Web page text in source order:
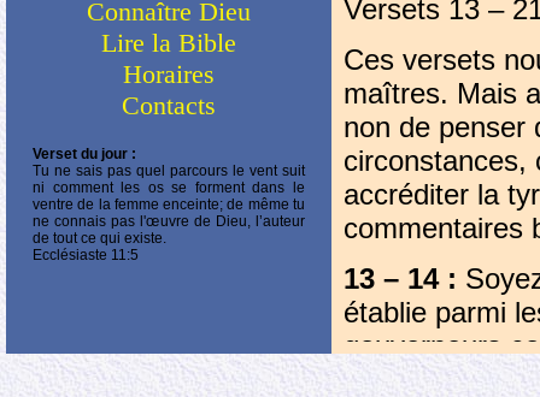
Connaître Dieu
Lire la Bible
Horaires
Contacts
Verset du jour :
Tu ne sais pas quel parcours le vent suit
ni comment les os se forment dans le
ventre de la femme enceinte; de même tu
ne connais pas l'œuvre de Dieu, l’auteur
de tout ce qui existe.
Ecclésiaste 11:5
Versets 13 –
Ces versets
maîtres. Mais
non de penser
circonstances,
accréditer la
commentaires
13 – 14 :
établie parmi
gouverneurs
et pour